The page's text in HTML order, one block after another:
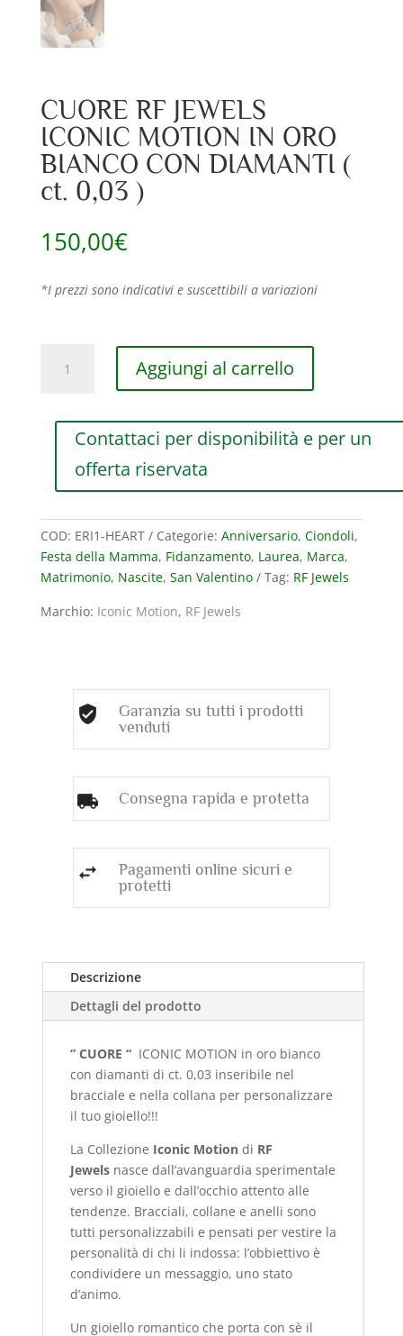
CUORE RF JEWELS
ICONIC MOTION IN ORO
BIANCO CON DIAMANTI (
ct. 0,03 )
150,00€
*I prezzi sono indicativi e suscettibili a variazioni
MOTION
CON
DIAMANTI
(
ct.
Aggiungi al carrello
Contattaci per disponibilità e per un
offerta riservata
COD: ERI1-HEART Categorie: Anniversario, Ciondoli,
Festa della Mamma, Fidanzamento, Laurea, Marca,
Matrimonio, Nascite, San Valentino Tag: RF Jewels
Marchio: Iconic Motion, RF Jewels
Garanzia su tutti i prodotti
venduti
Consegna rapida e protetta
Pagamenti online sicuri e
protetti
Descrizione
Dettagli del prodotto
” CUORE “ICONIC MOTION in oro bianco
con diamanti di ct. 0,03 inseribile nel
bracciale e nella collana per personalizzare
il tuo gioiello!!!
La Collezione Iconic Motion di RF
Jewels nasce dall’avanguardia sperimentale
verso il gioiello e dall’occhio attento alle
tendenze. Bracciali, collane e anelli sono
tutti personalizzabili e pensati per vestire la
personalità di chi li indossa: l’obbiettivo è
condividere un messaggio, uno stato
d’animo.
Un gioiello romantico che porta con sè il